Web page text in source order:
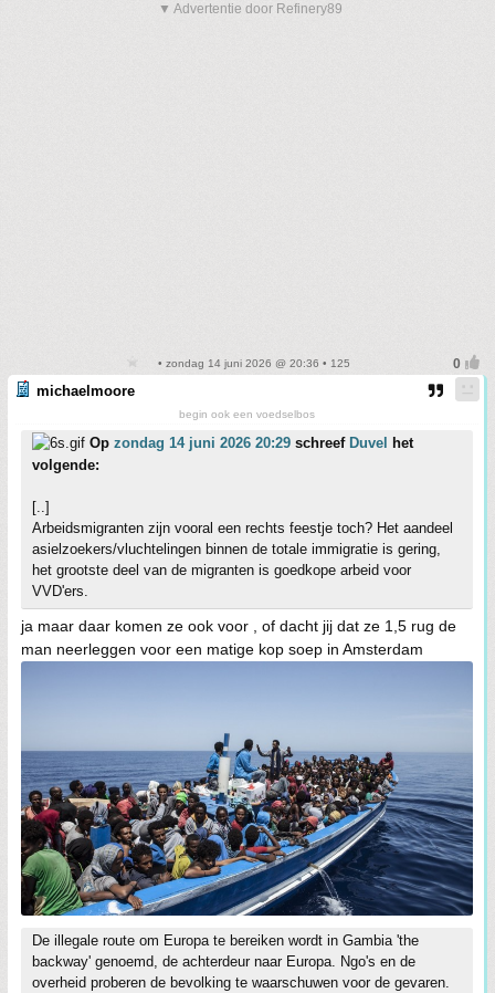
▼ Advertentie door Refinery89
• zondag 14 juni 2026 @ 20:36 • 125
michaelmoore
begin ook een voedselbos
Op zondag 14 juni 2026 20:29 schreef Duvel
het
volgende:
[..]
Arbeidsmigranten zijn vooral een rechts feestje toch? Het aandeel
asielzoekers/vluchtelingen binnen de totale immigratie is gering,
het grootste deel van de migranten is goedkope arbeid voor
VVD'ers.
ja maar daar komen ze ook voor , of dacht jij dat ze 1,5 rug de
man neerleggen voor een matige kop soep in Amsterdam
De illegale route om Europa te bereiken wordt in Gambia 'the
backway' genoemd, de achterdeur naar Europa. Ngo's en de
overheid proberen de bevolking te waarschuwen voor de gevaren.